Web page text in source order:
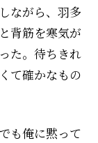
ながら、羽多
背筋を寒気が
た。待ちきれ
て確かなもの
も俺に黙って